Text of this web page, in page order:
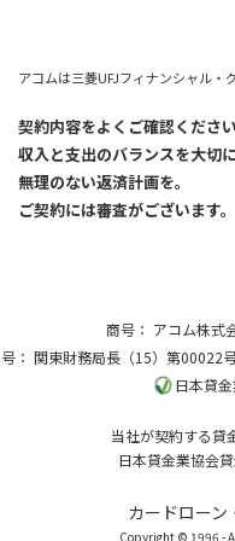
アコムは三菱UFJフィナンシャル・
契約内容をよくご確認ください
収入と支出のバランスを大切に
無理のない返済計画を。
ご契約には審査がございます。
商号： アコム株式
： 関東財務局長（15）第00022
日本貸
当社が契約する貸
日本貸金業協会
カードロー
Copyright © 1996 -